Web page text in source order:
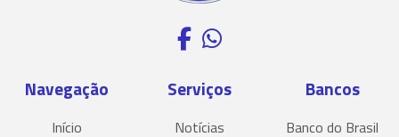
Navegação
Início
Serviços
Notícias
Bancos
Banco do Brasil